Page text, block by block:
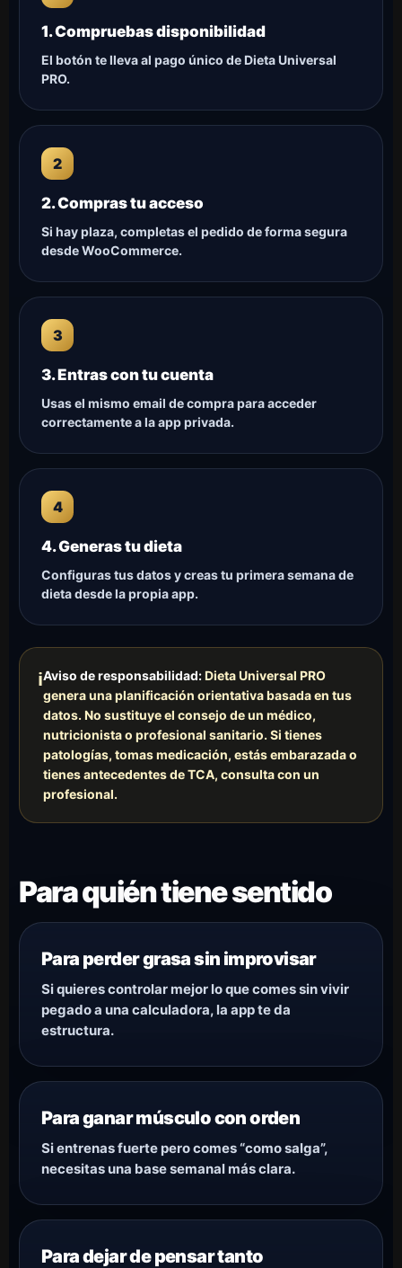
1. Compruebas disponibilidad
El botón te lleva al pago único de Dieta Universal
PRO.
2. Compras tu acceso
Si hay plaza, completas el pedido de forma segura
desde WooCommerce.
3. Entras con tu cuenta
Usas el mismo email de compra para acceder
correctamente a la app privada.
4. Generas tu dieta
Configuras tus datos y creas tu primera semana de
dieta desde la propia app.
ℹAviso de responsabilidad:Dieta Universal PRO
genera una planificación orientativa basada en tus
datos. No sustituye el consejo de un médico,
nutricionista o profesional sanitario. Si tienes
patologías, tomas medicación, estás embarazada o
tienes antecedentes de TCA, consulta con un
profesional.
Para quién tiene sentido
Para perder grasa sin improvisar
Si quieres controlar mejor lo que comes sin vivir
pegado a una calculadora, la app te da
estructura.
Para ganar músculo con orden
Si entrenas fuerte pero comes “como salga”,
necesitas una base semanal más clara.
Para dejar de pensar tanto